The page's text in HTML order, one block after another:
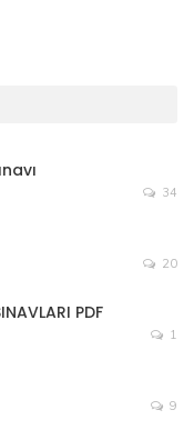
34
20
PDF
1
9